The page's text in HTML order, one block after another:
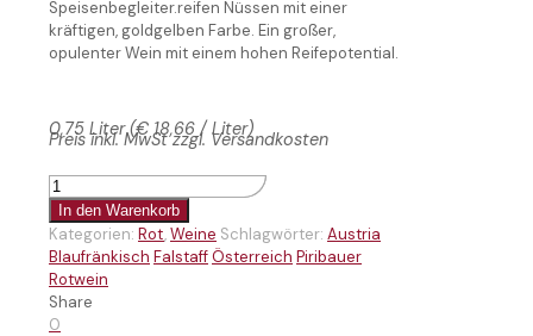
Speisenbegleiter.reifen Nüssen mit einer
kräftigen, goldgelben Farbe. Ein großer,
opulenter Wein mit einem hohen Reifepotential.
0,75 Liter (€ 18,66 / Liter)
Preis inkl. MwSt zzgl. Versandkosten
Blaufränkisch
Ried
Rosenberg
2021
Menge
In den Warenkorb
Kategorien: Rot,Weine Schlagwörter: Austria
Blaufränkisch FalstaffÖsterreich Piribauer
Rotwein
Share
0